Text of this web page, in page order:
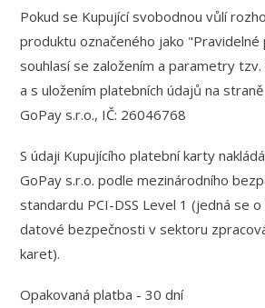
Pokud se Kupující svobodnou vůlí
produktu označeného jako
souhlasí se založením a parametry
a s uložením platebních údajů na
GoPay s.r.o., IČ: 26046768
S údaji Kupujícího platební karty
GoPay s.r.o. podle mezinárodního
standardu PCI-DSS Level 1 (jedná se
datové bezpečnosti v sektoru
karet).
Opakovaná platba - 30 dní